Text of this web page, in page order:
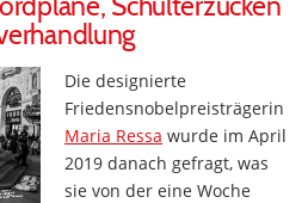
Die designierte
Friedensnobelpreisträgerin
Maria Ressa wurde im April
2019 danach gefragt, was
sie von der eine Woche